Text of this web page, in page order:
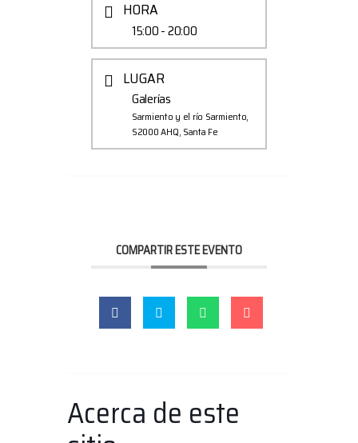
HORA
15:00 - 20:00
LUGAR
Galerías
Sarmiento y el río Sarmiento,
S2000 AHQ, Santa Fe
COMPARTIR ESTE EVENTO
Acerca de este